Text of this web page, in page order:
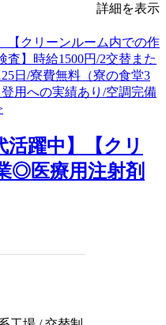
詳細を表示
活躍中】【クリ
◎医療用注射剤